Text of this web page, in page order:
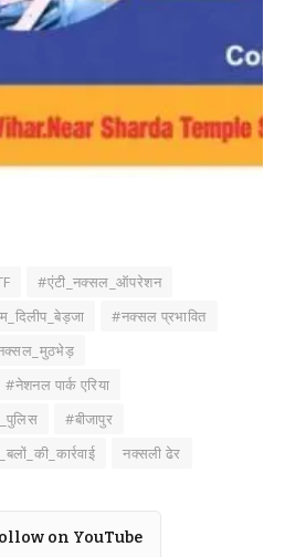
#एंटी_नक्सल_ऑपरेशन
#नक्सल प्रभावित
#नेशनल पार्क एरिया
#बीजापुर
नक्सली ढेर
on YouTube